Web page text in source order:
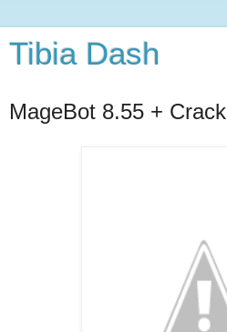
Tibia Dash
MageBot 8.55 + Crack